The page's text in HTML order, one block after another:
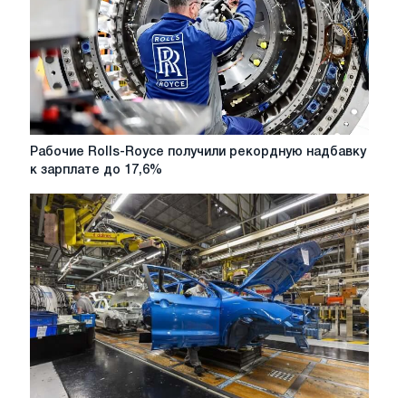
Рабочие
получили
рекордную
надбавку
к
зарплате
до
17,6%
Рабочие Rolls-Royce получили рекордную надбавку
к зарплате до 17,6%